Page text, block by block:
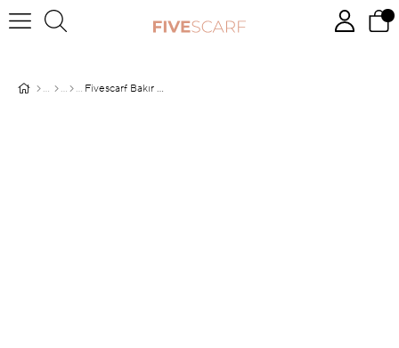
Fivescarf Bakır Leopar Desen Violet Medine İpeği Şal